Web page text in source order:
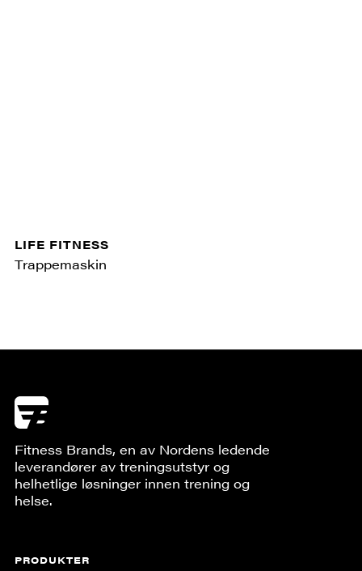
LIFE FITNESS
Trappemaskin
Fitness Brands, en av Nordens ledende
leverandører av treningsutstyr og
helhetlige løsninger innen trening og
helse.
PRODUKTER